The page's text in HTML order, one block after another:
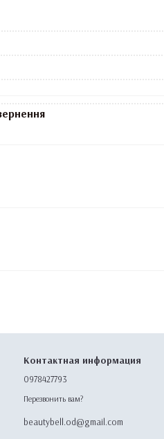
Контактная информация
0978427793
Перезвонить вам?
beautybell.od@gmail.com